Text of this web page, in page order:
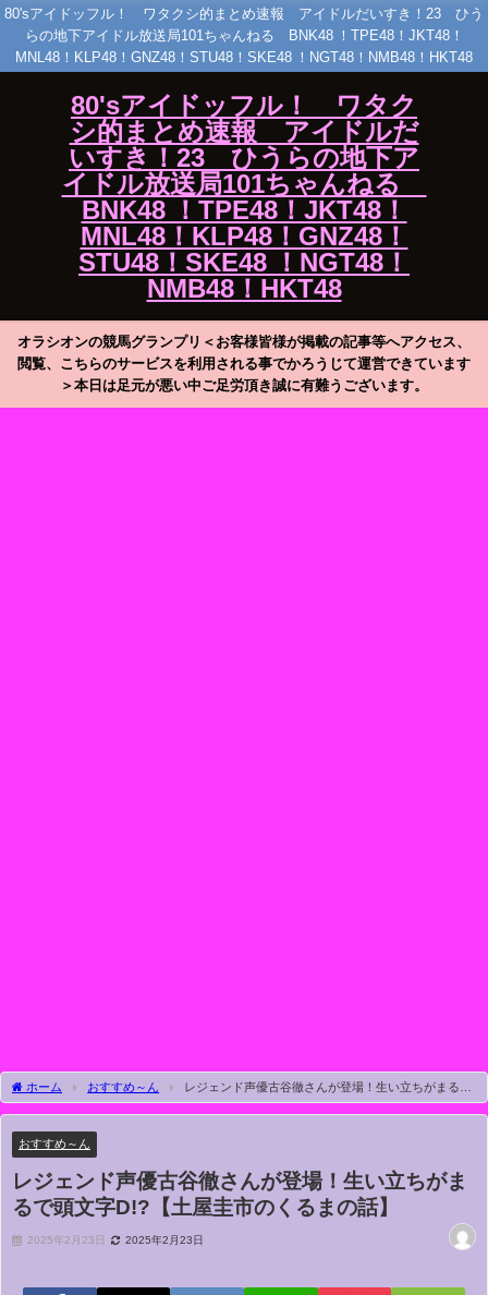
80'sアイドッフル！ ワタクシ的まとめ速報 アイドルだいすき！23 ひう
らの地下アイドル放送局101ちゃんねる BNK48 ！TPE48！JKT48！
MNL48！KLP48！GNZ48！STU48！SKE48 ！NGT48！NMB48！HKT48
80'sアイドッフル！ ワタク
シ的まとめ速報 アイドルだ
いすき！23 ひうらの地下ア
イドル放送局101ちゃんねる
BNK48 ！TPE48！JKT48！
MNL48！KLP48！GNZ48！
STU48！SKE48 ！NGT48！
NMB48！HKT48
オラシオンの競馬グランプリ＜お客様皆様が掲載の記事等へアクセス、
閲覧、こちらのサービスを利用される事でかろうじて運営できています
＞本日は足元が悪い中ご足労頂き誠に有難うございます。
ホーム おすすめ～ん
レジェンド声優古谷徹さんが登場！生い立ちがまるで
頭文字D!?【土屋圭市のくるまの話】
おすすめ～ん
レジェンド声優古谷徹さんが登場！生い立ちがま
るで頭文字D!?【土屋圭市のくるまの話】
2025年2月23日 2025年2月23日